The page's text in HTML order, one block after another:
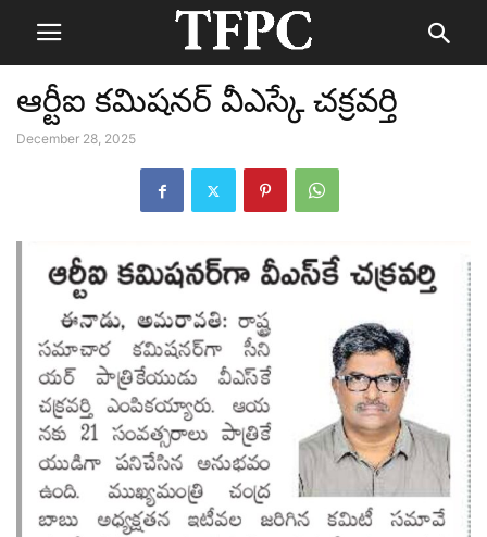
ఆర్టీఐ కమిషనర్ వీఎస్కే చక్రవర్తి
December 28, 2025